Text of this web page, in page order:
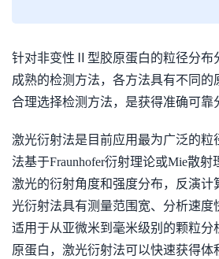
针对非变性Ⅱ型胶原蛋白的粒径分布
成熟的检测方法，各方法具有不同的
合理选择检测方法，是获得准确可靠
激光衍射法是目前应用最为广泛的粒
法基于Fraunhofer衍射理论或Mie散
激光的衍射角度和强度分布，反演计
光衍射法具有测量范围宽、分析速度
适用于从亚微米到毫米级别的颗粒
原蛋白，激光衍射法可以快速获得体